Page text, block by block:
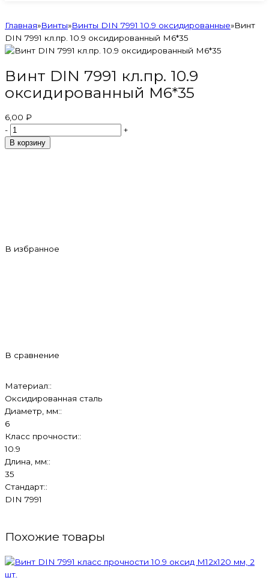
Главная»Винты»Винты DIN 7991 10.9 оксидированные»Винт
DIN 7991 кл.пр. 10.9 оксидированный M6*35
Винт DIN 7991 кл.пр. 10.9
оксидированный M6*35
6,00 ₽
-
+
В корзину
В избранное
В сравнение
Материал::
Оксидированная сталь
Диаметр, мм::
6
Класс прочности::
10.9
Длина, мм::
35
Стандарт::
DIN 7991
Похожие товары